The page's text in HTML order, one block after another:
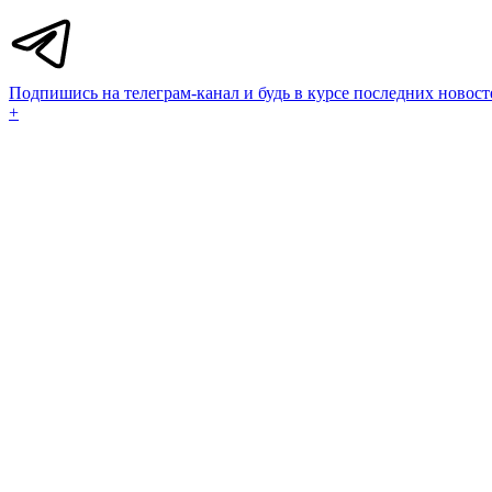
Подпишись на телеграм-канал и будь в курсе последних
+